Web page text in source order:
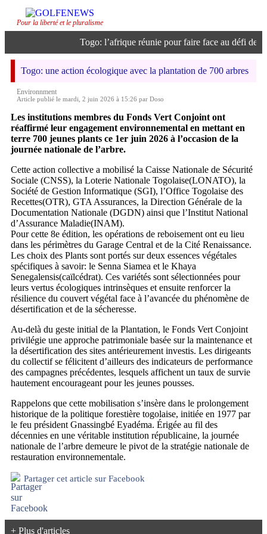
Pour la liberté et le pluralisme
Togo: l’afrique réunie pour faire face au défi de
Togo: une action écologique avec la plantation de 700 arbres
Environnment
Article publié le mardi, 2 juin 2026 à 15:26 par Doso
Les institutions membres du Fonds Vert Conjoint ont
réaffirmé leur engagement environnemental en mettant en
terre 700 jeunes plants ce 1er juin 2026 à l’occasion de la
journée nationale de l’arbre.
Cette action collective a mobilisé la Caisse Nationale de Sécurité
Sociale (CNSS), la Loterie Nationale Togolaise(LONATO), la
Société de Gestion Informatique (SGI), l’Office Togolaise des
Recettes(OTR), GTA Assurances, la Direction Générale de la
Documentation Nationale (DGDN) ainsi que l’Institut National
d’Assurance Maladie(INAM).
Pour cette 8e édition, les opérations de reboisement ont eu lieu
dans les périmètres du Garage Central et de la Cité Renaissance.
Les choix des Plants sont portés sur deux essences végétales
spécifiques à savoir: le Senna Siamea et le Khaya
Senegalensis(caïlcédrat). Ces variétés sont sélectionnées pour
leurs vertus écologiques intrinsèques et ensuite renforcer la
résilience du couvert végétal face à l’avancée du phénomène de
désertification et de la sécheresse.
Au-delà du geste initial de la Plantation, le Fonds Vert Conjoint
privilégie une approche patrimoniale basée sur la maintenance et
la désertification des sites antérieurement investis. Les dirigeants
du collectif se félicitent d’ailleurs des indicateurs de performance
des campagnes précédentes, lesquels affichent un taux de survie
hautement encourageant pour les jeunes pousses.
Rappelons que cette mobilisation s’insère dans le prolongement
historique de la politique forestière togolaise, initiée en 1977 par
le feu président Gnassingbé Eyadéma. Érigée au fil des
décennies en une véritable institution républicaine, la journée
nationale de l’arbre demeure le pivot de la stratégie nationale de
restauration environnementale.
Partager cet article sur Facebook
+ Plus d'articles